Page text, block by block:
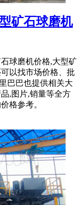
矿石球磨机
球磨机价格,大型矿
以找市场价格、批
巴巴也提供相关大
,图片,销量等全方
格参考。